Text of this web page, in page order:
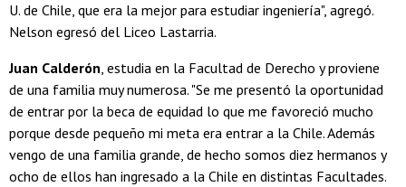
U. de Chile, que era la mejor para estudiar ingeniería", agregó.
Nelson egresó del Liceo Lastarria.
Juan Calderón, estudia en la Facultad de Derecho y proviene
de una familia muy numerosa. "Se me presentó la oportunidad
de entrar por la beca de equidad lo que me favoreció mucho
porque desde pequeño mi meta era entrar a la Chile. Además
vengo de una familia grande, de hecho somos diez hermanos y
ocho de ellos han ingresado a la Chile en distintas Facultades.